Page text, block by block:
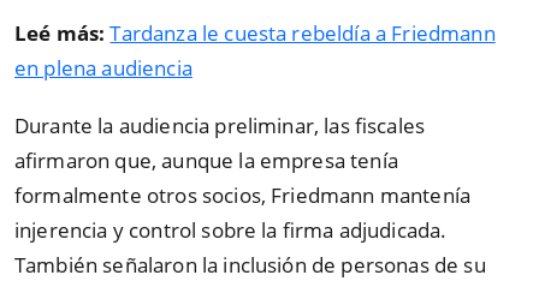
Leé más:Tardanza le cuesta rebeldía a Friedmann
en plena audiencia
Durante la audiencia preliminar, las fiscales
afirmaron que, aunque la empresa tenía
formalmente otros socios, Friedmann mantenía
injerencia y control sobre la firma adjudicada.
También señalaron la inclusión de personas de su